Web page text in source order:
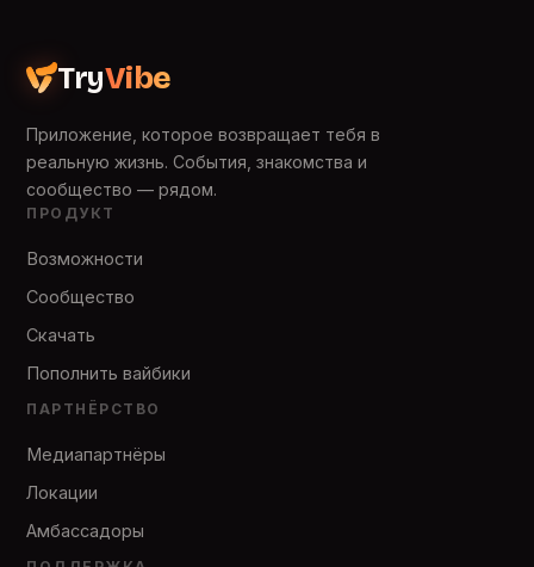
TryVibe
Приложение, которое возвращает тебя в
реальную жизнь. События, знакомства и
сообщество — рядом.
ПРОДУКТ
Возможности
Сообщество
Скачать
Пополнить вайбики
ПАРТНЁРСТВО
Медиапартнёры
Локации
Амбассадоры